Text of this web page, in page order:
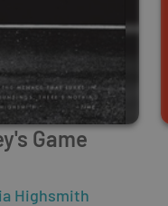
Game
Highsmith